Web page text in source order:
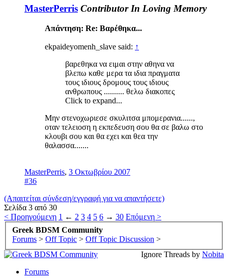
MasterPerris Contributor In Loving Memory
Απάντηση: Re: Βαρέθηκα...
ekpaideyomenh_slave said: ↑
βαρεθηκα να ειμαι στην αθηνα να
βλεπω καθε μερα τα ιδια πραγματα
τους ιδιους δρομους τους ιδιους
ανθρωπους .......... θελω διακοπες
Click to expand...
Μην στενοχωριεσε σκυλιτσα μπομερανια......,
οταν τελειοση η εκπεδευση σου θα σε βαλω στο
κλουβι σου και θα εχει και θεα την
θαλασσα.......
MasterPerris, 3 Οκτωβρίου 2007
#36
(Απαιτείται σύνδεση/εγγραφή για να απαντήσετε)
Σελίδα 3 από 30
< Προηγούμενη 1 ← 2 3 4 5 6 → 30 Επόμενη >
Greek BDSM Community
Forums > Off Topic > Off Topic Discussion >
Ignore Threads by Nobita
Forums